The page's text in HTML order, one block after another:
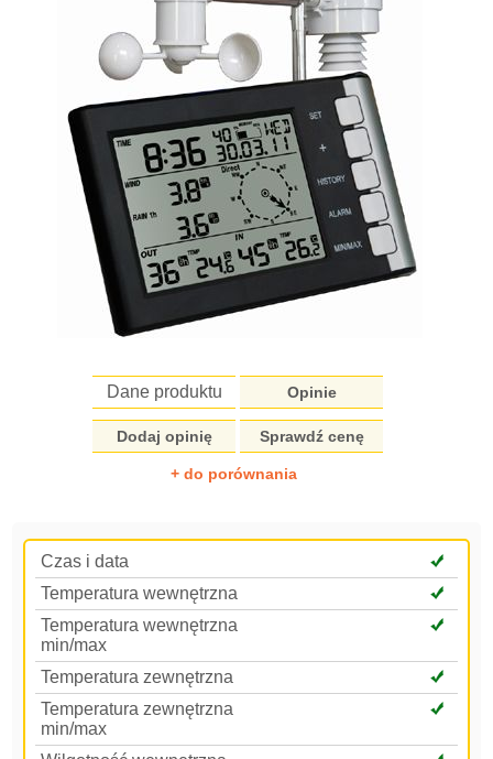
Dane produktu Opinie
Dodaj opinię Sprawdź cenę
+ do porównania
Czas i data
Temperatura wewnętrzna
Temperatura wewnętrzna
min/max
Temperatura zewnętrzna
Temperatura zewnętrzna
min/max